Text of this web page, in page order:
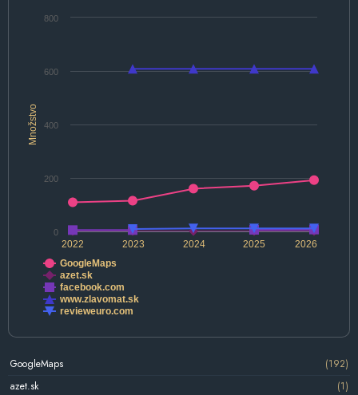
Množstvo
2022 2024 2026
2023 2025
0
200
400
600
800
GoogleMaps
azet.sk
facebook.com
www.zlavomat.sk
revieweuro.com
GoogleMaps
(192)
azet.sk
(1)